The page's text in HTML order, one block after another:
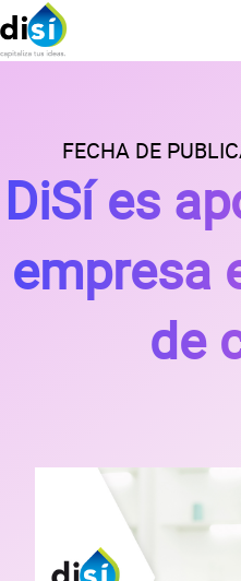
Factoraje electrónico
Crédito simple
Crédito revolvente
Simulador factoraje
Simulador crédito
Simulador crédito
Sobre DiSí
Nuestra misión
Lo que ofrecemos
Lo que dicen nuestros
Contacto
Blog
FECHA DE
DiSí es
empresa
de